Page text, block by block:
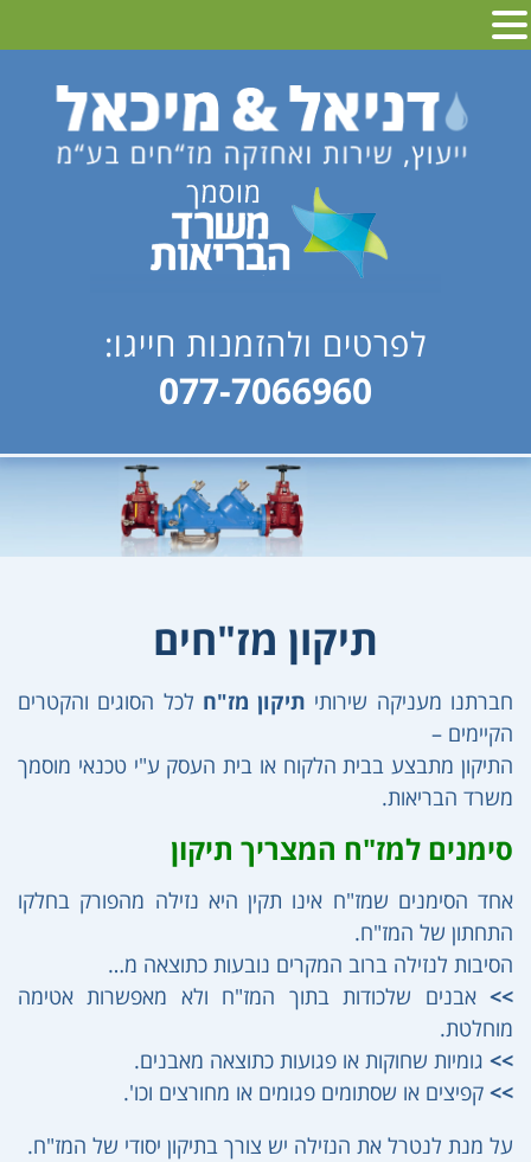
לפרטים ולהזמנות חייגו:
077-7066960
תיקון מז"חים
חברתנו מעניקה שירותי תיקון מז"ח לכל הסוגים והקטרים
הקיימים –
התיקון מתבצע בבית הלקוח או בית העסק ע"י טכנאי מוסמך
משרד הבריאות.
סימנים למז"ח המצריך תיקון
אחד הסימנים שמז"ח אינו תקין היא נזילה מהפורק בחלקו
התחתון של המז"ח.
הסיבות לנזילה ברוב המקרים נובעות כתוצאה מ…
>> אבנים שלכודות בתוך המז"ח ולא מאפשרות אטימה
מוחלטת.
>> גומיות שחוקות או פגועות כתוצאה מאבנים.
>> קפיצים או שסתומים פגומים או מחורצים וכו'.
על מנת לנטרל את הנזילה יש צורך בתיקון יסודי של המז"ח.